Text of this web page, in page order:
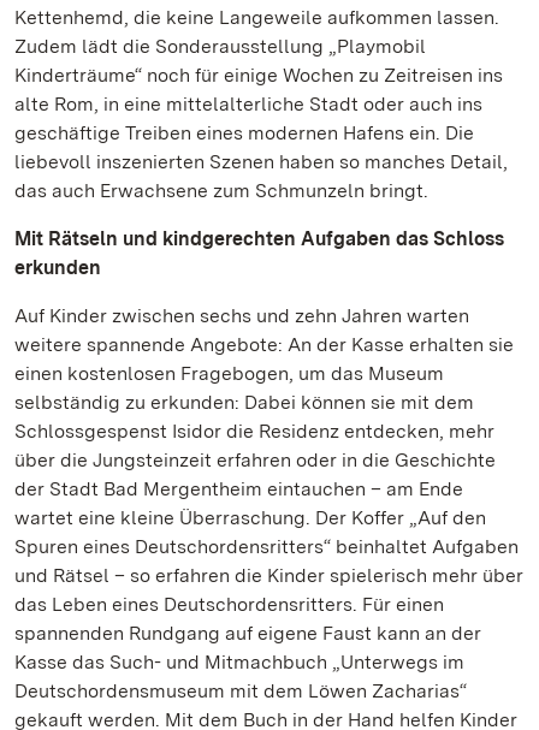
Kettenhemd, die keine Langeweile aufkommen lassen.
Zudem lädt die Sonderausstellung „Playmobil
Kinderträume“ noch für einige Wochen zu Zeitreisen ins
alte Rom, in eine mittelalterliche Stadt oder auch ins
geschäftige Treiben eines modernen Hafens ein. Die
liebevoll inszenierten Szenen haben so manches Detail,
das auch Erwachsene zum Schmunzeln bringt.
Mit Rätseln und kindgerechten Aufgaben das Schloss
erkunden
Auf Kinder zwischen sechs und zehn Jahren warten
weitere spannende Angebote: An der Kasse erhalten sie
einen kostenlosen Fragebogen, um das Museum
selbständig zu erkunden: Dabei können sie mit dem
Schlossgespenst Isidor die Residenz entdecken, mehr
über die Jungsteinzeit erfahren oder in die Geschichte
der Stadt Bad Mergentheim eintauchen – am Ende
wartet eine kleine Überraschung. Der Koffer „Auf den
Spuren eines Deutschordensritters“ beinhaltet Aufgaben
und Rätsel – so erfahren die Kinder spielerisch mehr über
das Leben eines Deutschordensritters. Für einen
spannenden Rundgang auf eigene Faust kann an der
Kasse das Such- und Mitmachbuch „Unterwegs im
Deutschordensmuseum mit dem Löwen Zacharias“
gekauft werden. Mit dem Buch in der Hand helfen Kinder